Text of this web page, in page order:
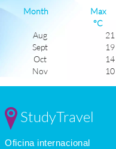
Month
Max
°C
Aug
21
Sept
19
Oct
14
Nov
10
Mar
May
StudyTravel
Oficina internacional